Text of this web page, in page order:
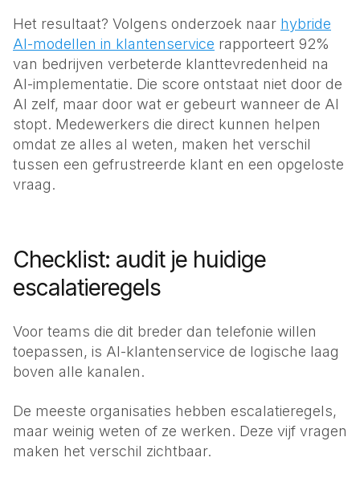
Het resultaat? Volgens onderzoek naar hybride
AI-modellen in klantenservice rapporteert 92%
van bedrijven verbeterde klanttevredenheid na
AI-implementatie. Die score ontstaat niet door de
AI zelf, maar door wat er gebeurt wanneer de AI
stopt. Medewerkers die direct kunnen helpen
omdat ze alles al weten, maken het verschil
tussen een gefrustreerde klant en een opgeloste
vraag.
Checklist: audit je huidige
escalatieregels
Voor teams die dit breder dan telefonie willen
toepassen, is AI-klantenservice de logische laag
boven alle kanalen.
De meeste organisaties hebben escalatieregels,
maar weinig weten of ze werken. Deze vijf vragen
maken het verschil zichtbaar.